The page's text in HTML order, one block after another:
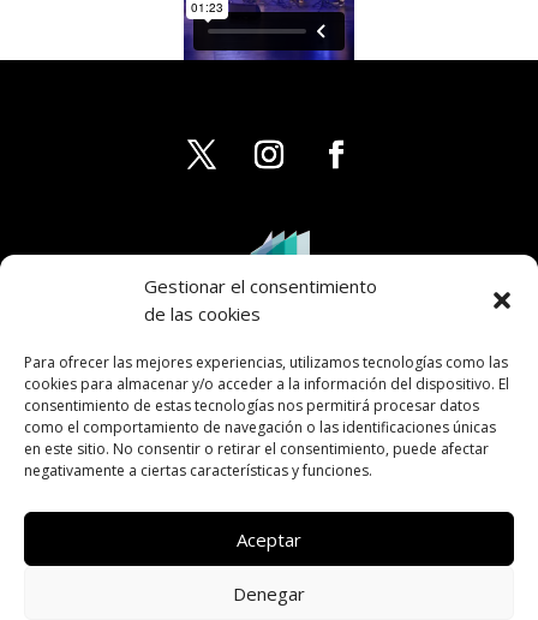
Gestionar el consentimiento
de las cookies
Para ofrecer las mejores experiencias, utilizamos tecnologías como las
cookies para almacenar y/o acceder a la información del dispositivo. El
consentimiento de estas tecnologías nos permitirá procesar datos
como el comportamiento de navegación o las identificaciones únicas
en este sitio. No consentir o retirar el consentimiento, puede afectar
negativamente a ciertas características y funciones.
Aceptar
Denegar
PRIVACIDAD